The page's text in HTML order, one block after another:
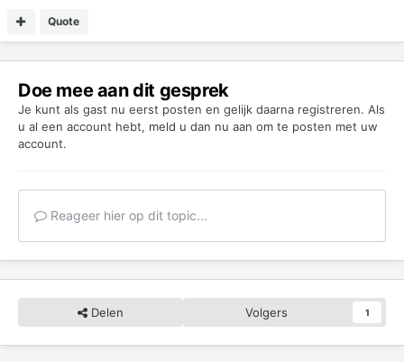
Quote
Doe mee aan dit gesprek
Je kunt als gast nu eerst posten en gelijk daarna registreren. Als
u al een account hebt, meld u dan nu aan om te posten met uw
account.
Reageer hier op dit topic...
Delen Volgers 1